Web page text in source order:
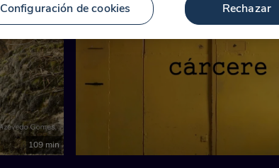
109 min
Configuración de cookies Rechazar